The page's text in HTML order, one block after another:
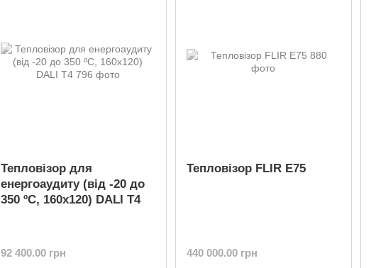
Тепловізор для
енергоаудиту (від -20 до
350 ºC, 160х120) DALI T4
92 400.00 грн
Тепловізор FLIR E75
440 000.00 грн